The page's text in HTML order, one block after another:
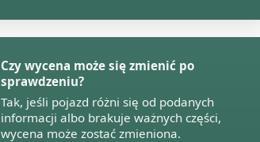
Czy wycena może się zmienić po
sprawdzeniu?
Tak, jeśli pojazd różni się od podanych
informacji albo brakuje ważnych części,
wycena może zostać zmieniona.